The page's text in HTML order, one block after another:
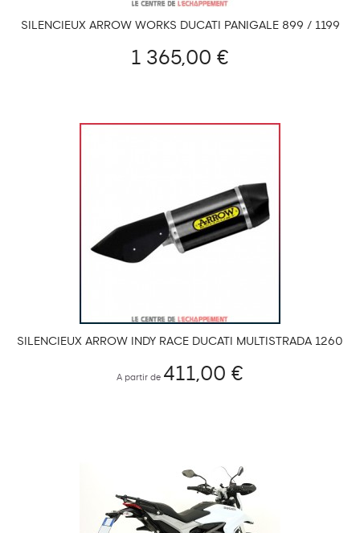
SILENCIEUX ARROW WORKS DUCATI PANIGALE 899 / 1199
1 365,00 €
SILENCIEUX ARROW INDY RACE DUCATI MULTISTRADA 1260
A partir de 411,00 €